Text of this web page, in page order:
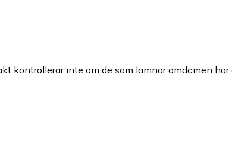
kontrollerar inte om de som lämnar omdömen